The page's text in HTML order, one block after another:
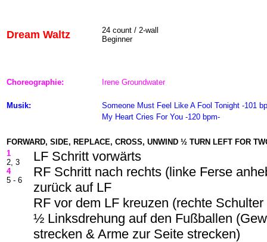
Dream Waltz 24 count / 2-wall
Beginner
Choreographie: Irene Groundwater
Musik:
Someone Must Feel Like A Fool Tonight -101
My Heart Cries For You -120 bpm-
FORWARD, SIDE, REPLACE, CROSS, UNWIND ½ TURN LEFT FOR
1
2, 3
4
5 - 6
LF Schritt vorwärts
RF Schritt nach rechts (linke Ferse
zurück auf LF
RF vor dem LF kreuzen (rechte Schulter
½ Linksdrehung auf den Fußballen
strecken & Arme zur Seite strecken)